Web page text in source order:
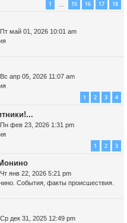
1 15 16 17 18
Пт май 01, 2026 10:01 am
Вс апр 05, 2026 11:07 am
1 2 3 4
Пн фев 23, 2026 1:31 pm
1 2 3
Чт янв 22, 2026 5:21 pm
События, факты происшествия.
Ср дек 31, 2025 12:49 pm